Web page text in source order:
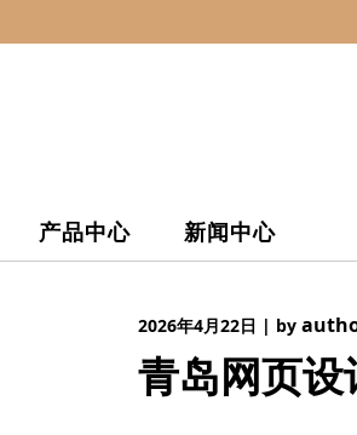
to
产品中心 新闻中心
2026年4月22日 | by
青岛网页